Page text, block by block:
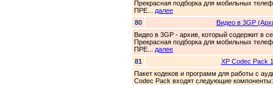
Прекрасная подборка для мобильных
ПРЕ... далее
80
Видео в 3GP
Видео в 3GP - архив, который содержит в
Прекрасная подборка для мобильных
ПРЕ... далее
81
XP Codec Pack
Пакет кодеков и программ для работы с
Codec Pack входят следующие